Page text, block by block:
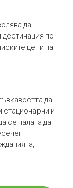
да
по
цени на
да
и
се налага да